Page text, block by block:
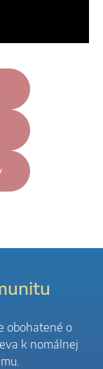
obohatené o
k nomálnej